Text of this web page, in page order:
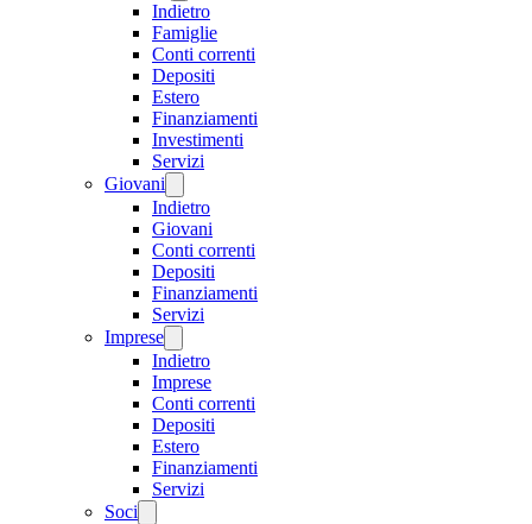
Indietro
Famiglie
Conti correnti
Depositi
Estero
Finanziamenti
Investimenti
Servizi
Giovani
Indietro
Giovani
Conti correnti
Depositi
Finanziamenti
Servizi
Imprese
Indietro
Imprese
Conti correnti
Depositi
Estero
Finanziamenti
Servizi
Soci